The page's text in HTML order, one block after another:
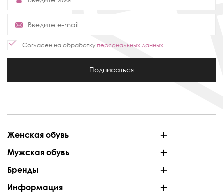
Согласен на обработку персональных данных
Подписаться
Женская обувь
Мужская обувь
Бренды
Информация